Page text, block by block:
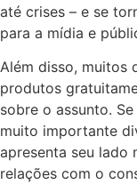
até crises – e se
para a mídia e
Além disso, muitos
produtos
sobre o assunto.
muito importante
apresenta seu lado
relações com o